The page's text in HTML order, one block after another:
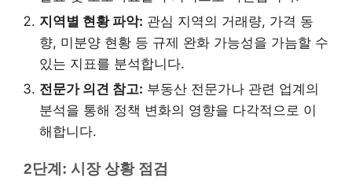
지역별 현황 파악: 관심 지역의 거래량, 가격 동
향, 미분양 현황 등 규제 완화 가능성을 가늠할 수
있는 지표를 분석합니다.
전문가 의견 참고: 부동산 전문가나 관련 업계의
분석을 통해 정책 변화의 영향을 다각적으로 이
해합니다.
2단계: 시장 상황 점검